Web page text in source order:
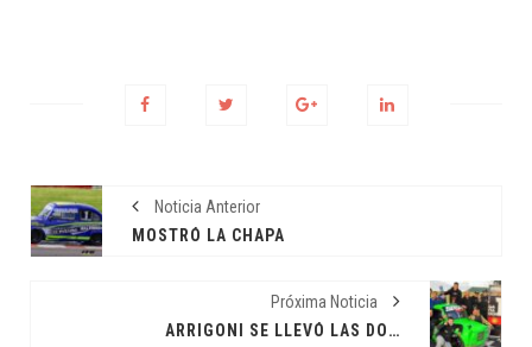
Noticia Anterior
MOSTRÓ LA CHAPA
Próxima Noticia
ARRIGONI SE LLEVÓ LAS DOS "POLE"